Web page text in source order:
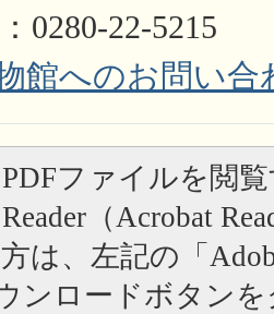
0280-22-5215
館へのお問い合
PDFファイルを閲
Reader（Acrobat
は、左記の「
ンロードボタン